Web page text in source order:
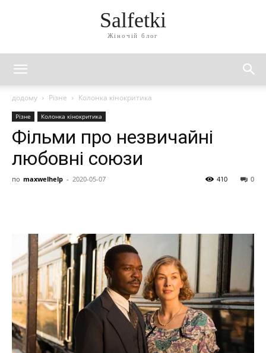
Salfetki
Жіночій блог
додому Різне Колонка кінокритика
Різне Колонка кінокритика
Фільми про незвичайні
любовні союзи
по maxwelhelp - 2020-05-07 0
410